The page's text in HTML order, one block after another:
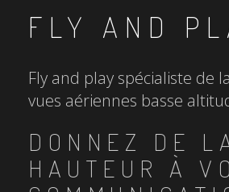
FLY AND
Fly and play spécialiste de
vues aériennes basse
DONNEZ DE
HAUTEUR À